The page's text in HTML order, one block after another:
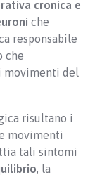
cronica e
che
responsabile
che
movimenti del
risultano i
movimenti
tali sintomi
, la